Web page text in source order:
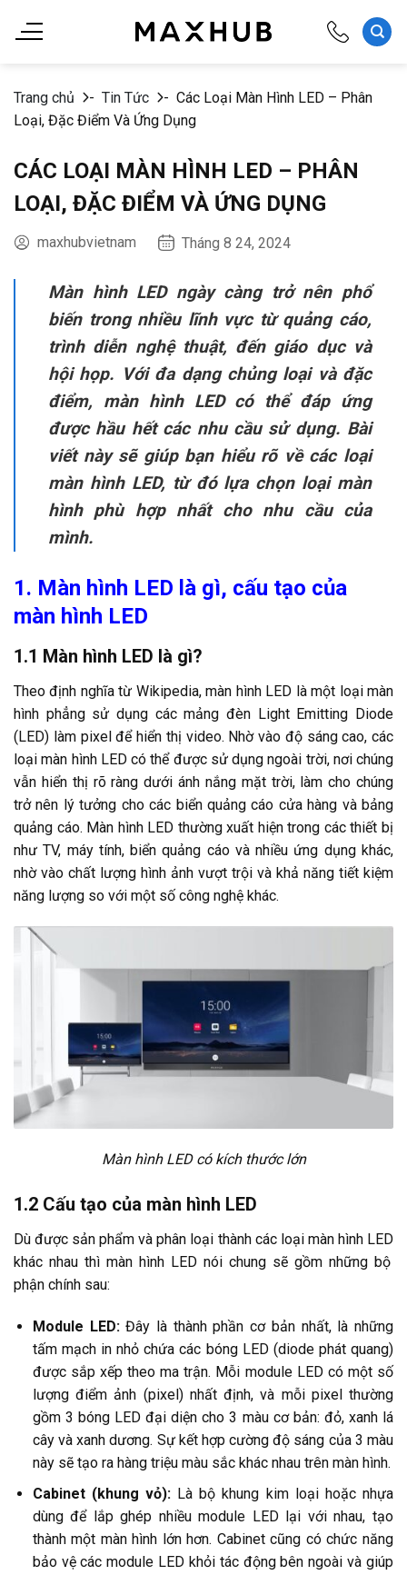
đến
Trang chủ
- Tin Tức - Các Loại Màn Hình LED – Phân
Loại, Đặc Điểm Và Ứng Dụng
CÁC LOẠI MÀN HÌNH LED – PHÂN
LOẠI, ĐẶC ĐIỂM VÀ ỨNG DỤNG
maxhubvietnam Tháng 8 24, 2024
Màn hình LED ngày càng trở nên phổ
biến trong nhiều lĩnh vực từ quảng cáo,
trình diễn nghệ thuật, đến giáo dục và
hội họp. Với đa dạng chủng loại và đặc
điểm, màn hình LED có thể đáp ứng
được hầu hết các nhu cầu sử dụng. Bài
viết này sẽ giúp bạn hiểu rõ về các loại
màn hình LED, từ đó lựa chọn loại màn
hình phù hợp nhất cho nhu cầu của
mình.
1. Màn hình LED là gì, cấu tạo của
màn hình LED
1.1 Màn hình LED là gì?
Theo định nghĩa từ Wikipedia, màn hình LED là một loại màn
hình phẳng sử dụng các mảng đèn Light Emitting Diode
(LED) làm pixel để hiển thị video. Nhờ vào độ sáng cao, các
loại màn hình LEDcó thể được sử dụng ngoài trời, nơi chúng
vẫn hiển thị rõ ràng dưới ánh nắng mặt trời, làm cho chúng
trở nên lý tưởng cho các biển quảng cáo cửa hàng và bảng
quảng cáo. Màn hình LED thường xuất hiện trong các thiết bị
như TV, máy tính, biển quảng cáo và nhiều ứng dụng khác,
nhờ vào chất lượng hình ảnh vượt trội và khả năng tiết kiệm
năng lượng so với một số công nghệ khác.
Màn hình LED có kích thước lớn
1.2 Cấu tạo của màn hình LED
Dù được sản phẩm và phân loại thành các loại màn hình LED
khác nhau thì màn hình LED nói chung sẽ gồm những bộ
phận chính sau:
Module LED:Đây là thành phần cơ bản nhất, là những
tấm mạch in nhỏ chứa các bóng LED (diode phát quang)
được sắp xếp theo ma trận. Mỗi module LED có một số
lượng điểm ảnh (pixel) nhất định, và mỗi pixel thường
gồm 3 bóng LED đại diện cho 3 màu cơ bản: đỏ, xanh lá
cây và xanh dương. Sự kết hợp cường độ sáng của 3 màu
này sẽ tạo ra hàng triệu màu sắc khác nhau trên màn hình.
Cabinet (khung vỏ): Là bộ khung kim loại hoặc nhựa
dùng để lắp ghép nhiều module LED lại với nhau, tạo
thành một màn hình lớn hơn. Cabinet cũng có chức năng
bảo vệ các module LED khỏi tác động bên ngoài và giúp